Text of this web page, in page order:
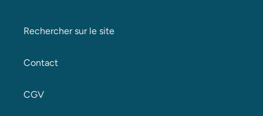
Rechercher sur le site
Contact
CGV